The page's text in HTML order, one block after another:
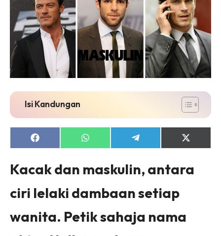
Isi Kandungan
Share
on
Share
on
Share
on
Share
on
Kacak dan maskulin, antara
ciri lelaki dambaan setiap
wanita. Petik sahaja nama